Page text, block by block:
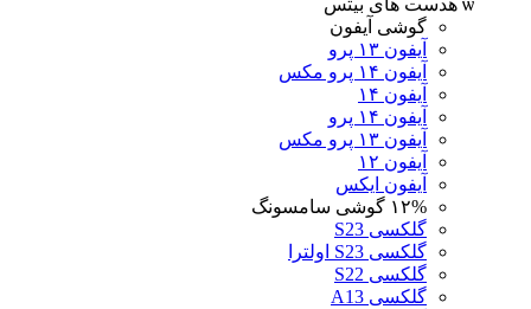
گوشی آیفون
آیفون ۱۳ پرو
آیفون ۱۴ پرو مکس
آیفون ۱۴
آیفون ۱۴ پرو
آیفون ۱۳ پرو مکس
آیفون ۱۲
آیفون ایکس
۱۲% گوشی سامسونگ
گلکسی S23
گلکسی S23 اولترا
گلکسی S22
گلکسی A13